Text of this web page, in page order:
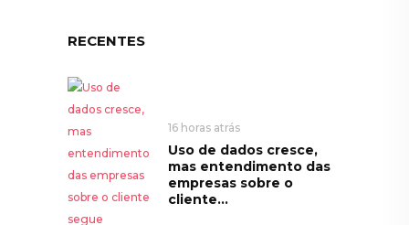
RECENTES
16 horas atrás
Uso de dados cresce,
mas entendimento das
empresas sobre o
cliente...